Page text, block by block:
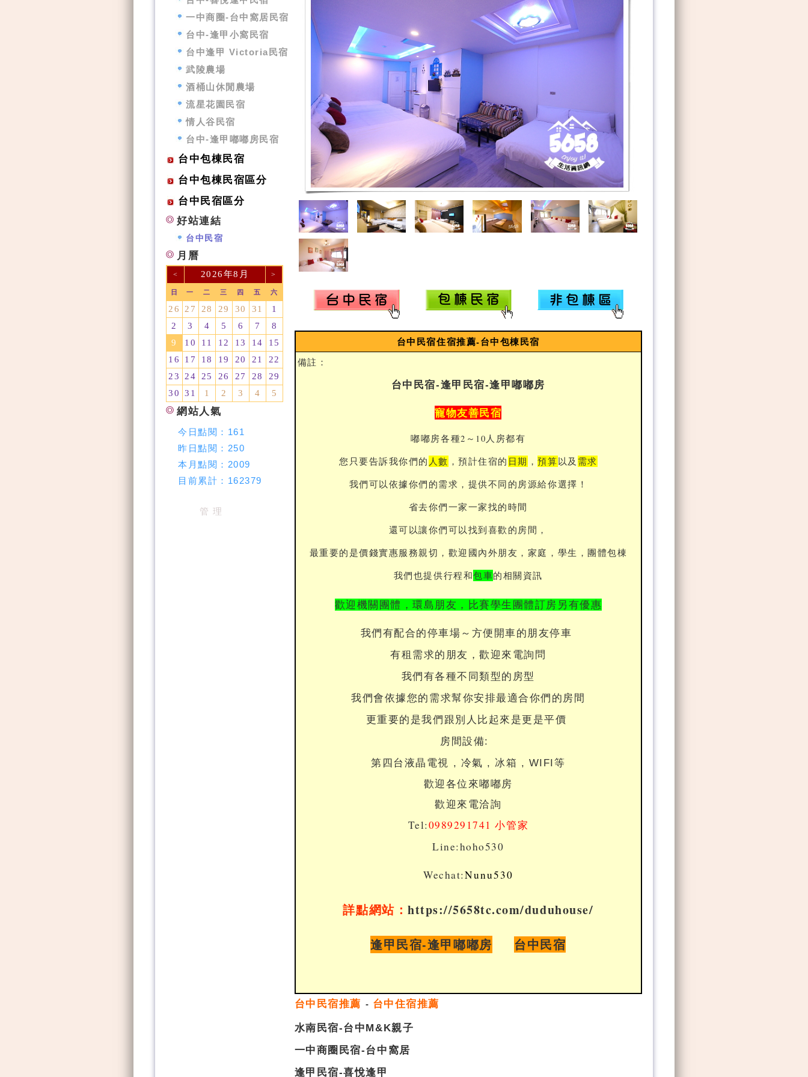
台中民宿住宿推薦-台中包棟民宿
備註：
台中民宿-逢甲民宿-逢甲嘟嘟房
寵物友善民宿
嘟嘟房各種2～10人房都有
您只要告訴我你們的 人數 ，預計住宿的 日期 ，預算以及 需求
我們可以依據你們的需求，提供不同的房源給你選擇！
省去你們一家一家找的時間
還可以讓你們可以找到喜歡的房間，
最重要的是價錢實惠服務親切，歡迎國內外朋友，家庭，學生，團體包棟
我們也提供行程和包車的相關資訊
歡迎機關團體，環島朋友，比賽學生團體訂房 另有優惠
我們有配合的停車場～方便開車的朋友停車
有租需求的朋友，歡迎來電詢問
我們有各種不同類型的房型
我們會依據您的需求幫你安排最適合你們的房間
更重要的是我們跟別人比起來是更是平價
房間設備:
第四台液晶電視 , 冷氣 , 冰箱 , WIFI等
歡迎各位來嘟嘟房
歡迎來電洽詢
Tel:0989291741 小管家
Line:hoho530
Wechat:Nunu530
詳點網站：https://5658tc.com/duduhouse/
逢甲民宿-逢甲嘟嘟房
台中民宿
台中民宿推薦 - 台中住宿推薦
水南民宿-台中M&K親子
一中商圈民宿-台中窩居
逢甲民宿-喜悅逢甲
一中商圈-台中窩居民宿
台中-逢甲小窩民宿
台中逢甲 Victoria民宿
武陵農場
酒桶山休閒農場
流星花園民宿
情人谷民宿
台中-逢甲嘟嘟房民宿
台中包棟民宿
台中包棟民宿區分
台中民宿區分
好站連結
台中民宿
月曆
< 2026年8月 >
日 一 二 三 四 五 六
26 27 28 29 30 31
1
2
3 4 5 6 7
8
9
10 11 12 13 14
15
16
17 18 19 20 21
22
23
24 25 26 27 28
29
30
31 1 2 3 4 5
網站人氣
今日點閱： 161
昨日點閱： 250
本月點閱： 2009
目前累計： 162379
管 理